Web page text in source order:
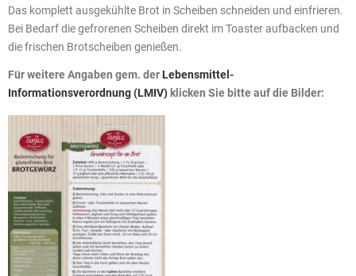
Das komplett ausgekühlte Brot in Scheiben schneiden und einfrieren.
Bei Bedarf die gefrorenen Scheiben direkt im Toaster aufbacken und
die frischen Brotscheiben genießen.
Für weitere Angaben gem. der Lebensmittel-
Informationsverordnung (LMIV) klicken Sie bitte auf die Bilder: